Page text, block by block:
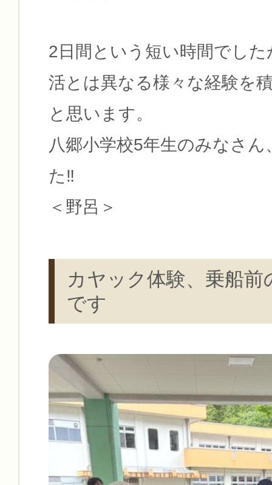
2日間という短い時間でし
活とは異なる様々な経験を
と思います。
八郷小学校5年生のみなさ
た‼
＜野呂＞
カヤック体験、乗船前
です